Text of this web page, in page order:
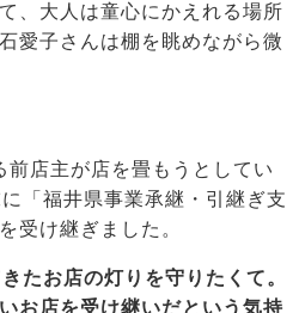
、大人は童心にかえれる場所
愛子さんは棚を眺めながら微
店主が店を畳もうとしてい
「福井県事業承継・引継ぎ支
受け継ぎました。
たお店の灯りを守りたくて。
お店を受け継いだという気持